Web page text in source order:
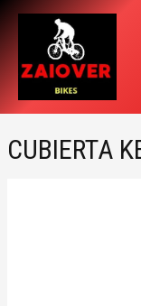
contenido
CUBIERTA